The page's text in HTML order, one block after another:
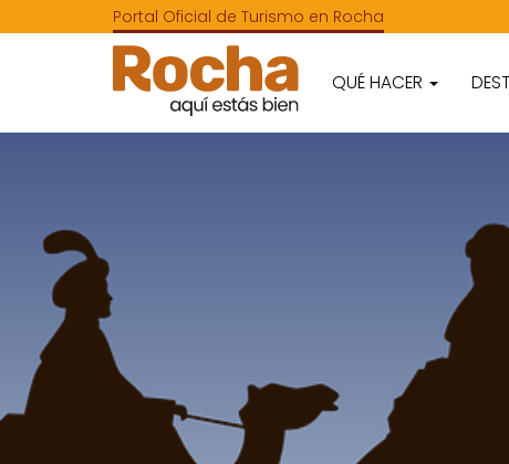
Portal Oficial de Turismo en Rocha
QUÉ HACER